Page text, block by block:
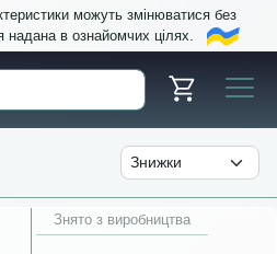
можуть змінюватися без
надана в ознайомчих цілях.
Знято з виробництва